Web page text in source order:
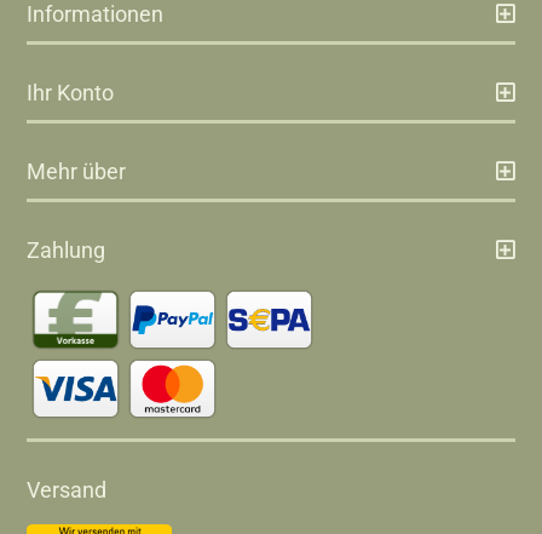
Informationen
Ihr Konto
Mehr über
Zahlung
Versand